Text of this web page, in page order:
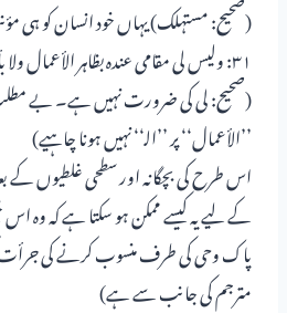
(صحیح: مستہلک) یہاں خود انسان کو ہی
۳۱: ولیس لی مقامی عندہ بظاہر الأعمال ولا بأقوال۔
(صحیح: لی کی ضرورت نہیں ہے۔ بے
’’الأعمال‘‘ پر ’’الـ‘‘ نہیں ہونا چاہیے)
اس طرح کی بچگانہ اور سطحی غلطیوں
کے لیے یہ کیسے ممکن ہو سکتا ہے کہ وہ اس
پاک وحی کی طرف منسوب کرنے کی جرأت
مترجم کی جانب سے ہے)